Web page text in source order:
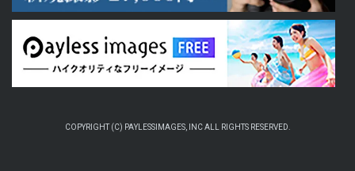
COPYRIGHT (C) PAYLESSIMAGES, INC ALL RIGHTS RESERVED.